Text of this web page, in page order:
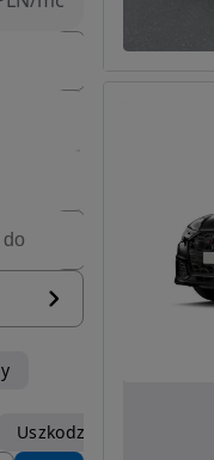
Uszkodzony